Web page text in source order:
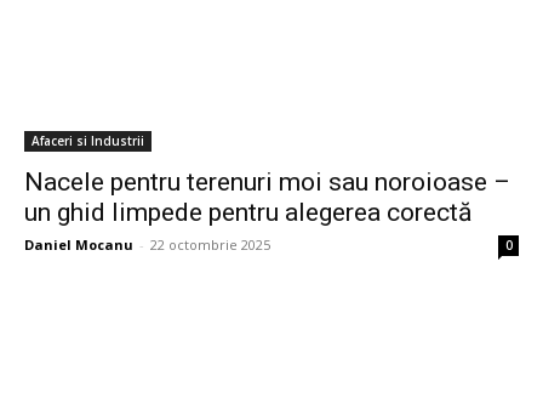
Afaceri si Industrii
Nacele pentru terenuri moi sau noroioase –
un ghid limpede pentru alegerea corectă
Daniel Mocanu - 22 octombrie 2025 0